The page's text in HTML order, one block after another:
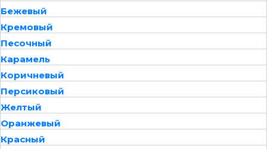
Бежевый
Кремовый
Песочный
Карамель
Коричневый
Персиковый
Желтый
Оранжевый
Красный